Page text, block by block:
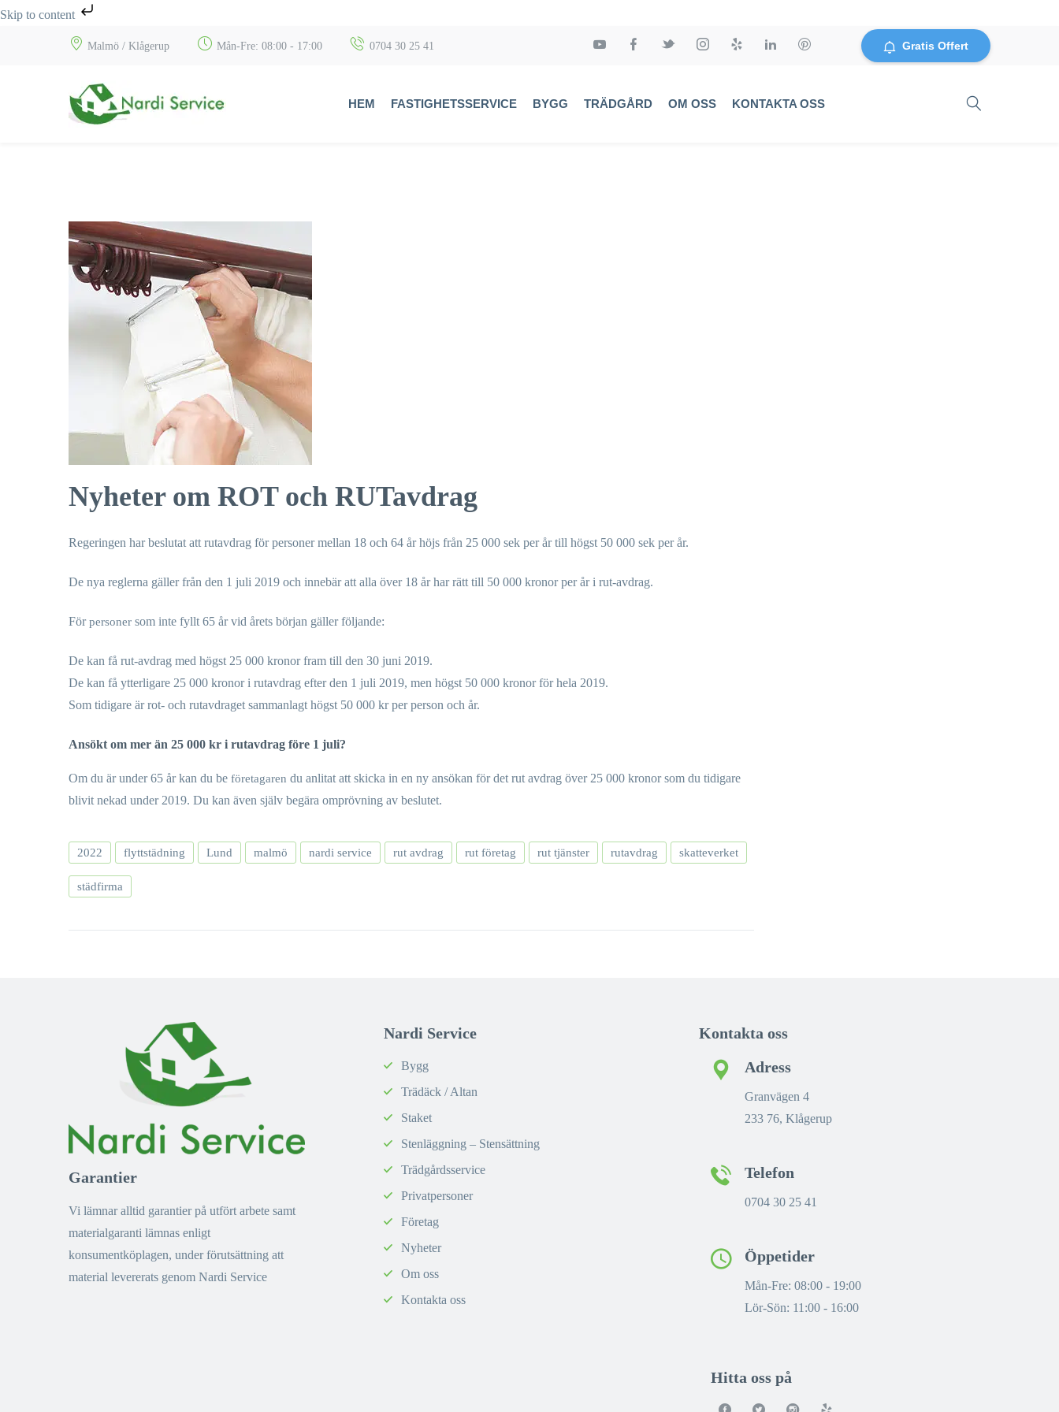
Skip to content
Malmö / Klågerup Mån-Fre: 08:00 - 17:00 0704 30 25 41 Gratis Offert
HEM FASTIGHETSSERVICE BYGG TRÄDGÅRD OM OSS KONTAKTA OSS
Nyheter om ROT och RUTavdrag
Regeringen har beslutat att rutavdrag för personer mellan 18 och 64 år höjs från 25 000 sek per år till högst 50 000 sek per år.
De nya reglerna gäller från den 1 juli 2019 och innebär att alla över 18 år har rätt till 50 000 kronor per år i rut-avdrag.
Förpersoner som inte fyllt 65 år vid årets början gäller följande:
De kan få rut-avdrag med högst 25 000 kronor fram till den 30 juni 2019.
De kan få ytterligare 25 000 kronor i rutavdrag efter den 1 juli 2019, men högst 50 000 kronor för hela 2019.
Som tidigare är rot- och rutavdraget sammanlagt högst 50 000 kr per person och år.
Ansökt om mer än 25 000 kr i rutavdrag före 1 juli?
Om du är under 65 år kan du be företagaren du anlitat att skicka in en ny ansökan för det rut avdrag över 25 000 kronor som du tidigare
blivit nekad under 2019. Du kan även själv begära omprövning av beslutet.
2022 flyttstädning Lund malmö nardi service rut avdrag rut företag rut tjänster rutavdrag skatteverket
städfirma
Garantier
Vi lämnar alltid garantier på utfört arbete samt
materialgaranti lämnas enligt
konsumentköplagen, under förutsättning att
material levererats genom Nardi Service
Nardi Service
Bygg
Trädäck / Altan
Staket
Stenläggning – Stensättning
Trädgårdsservice
Privatpersoner
Företag
Nyheter
Om oss
Kontakta oss
Kontakta oss
Adress
Granvägen 4
233 76, Klågerup
Telefon
0704 30 25 41
Öppetider
Mån-Fre: 08:00 - 19:00
Lör-Sön: 11:00 - 16:00
Hitta oss på